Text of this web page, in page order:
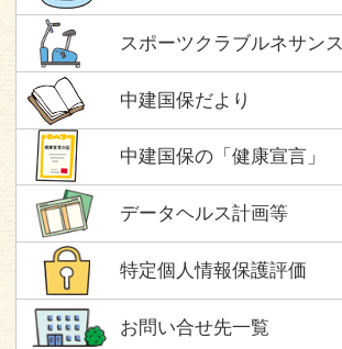
スポーツクラブルネサンス
中建国保だより
中建国保の「健康宣言」
データヘルス計画等
特定個人情報保護評価
お問い合せ先一覧